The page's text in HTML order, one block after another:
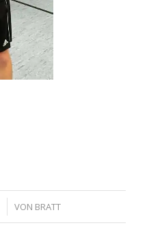
VON BRATT